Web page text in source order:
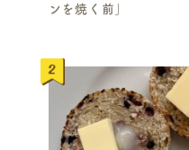
ンを焼く前」